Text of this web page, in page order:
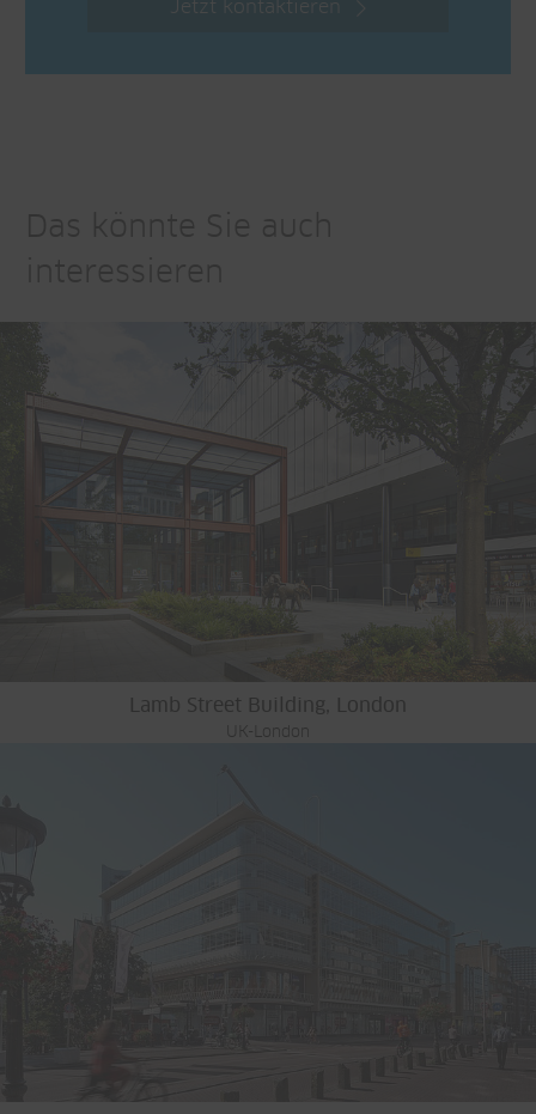
Jetzt kontaktieren
Lamb Street Building, London
UK-London